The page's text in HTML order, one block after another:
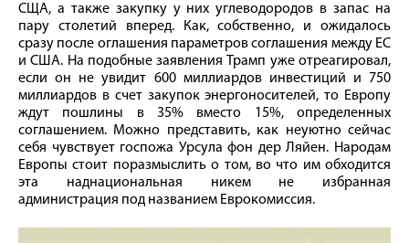
СЩА, а также закупку у них углеводородов в запас на
пару столетий вперед. Как, собственно, и ожидалось
сразу после оглашения параметров соглашения между ЕС
и США. На подобные заявления Трамп уже отреагировал,
если он не увидит 600 миллиардов инвестиций и 750
миллиардов в счет закупок энергоносителей, то Европу
ждут пошлины в 35% вместо 15%, определенных
соглашением. Можно представить, как неуютно сейчас
себя чувствует госпожа Урсула фон дер Ляйен. Народам
Европы стоит поразмыслить о том, во что им обходится
эта наднациональная никем не избранная
администрация под названием Еврокомиссия.